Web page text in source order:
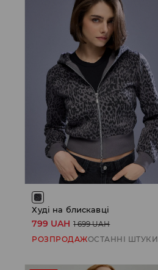
Худі на блискавці
799 UAH 1 699 UAH
РОЗПРОДАЖОСТАННІ ШТУКИ